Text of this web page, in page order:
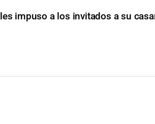
impuso a los invitados a su